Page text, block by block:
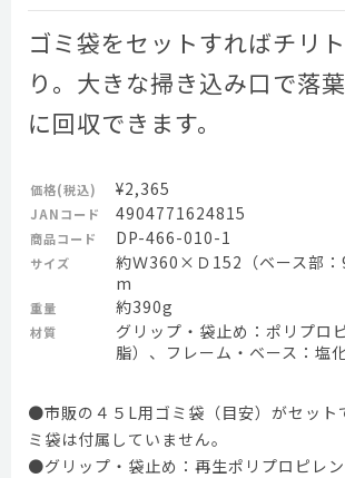
ゴミ袋をセットすればチリ
り。大きな掃き込み口で落
に回収できます。
価格(税込) ¥2,365
JANコード 4904771624815
商品コード DP-466-010-1
サイズ
約Ｗ360×Ｄ152（ベース部
m
重量 約390g
材質
グリップ・袋止め：ポリプロ
脂）、フレーム・ベース：塩
●市販の４５L用ゴミ袋（目安）がセッ
ミ袋は付属していません。
●グリップ・袋止め：再生ポリプロピレ